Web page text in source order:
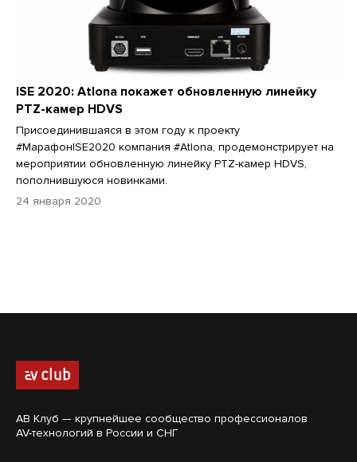
ISE 2020: Atlona покажет обновленную линейку
PTZ-камер HDVS
Присоединившаяся в этом году к проекту
#МарафонISE2020 компания #Atlona, продемонстрирует на
мероприятии обновленную линейку PTZ-камер HDVS,
пополнившуюся новинками.
24 января 2020
АВ Клуб — крупнейшее сообщество профессионалов
AV-технологий в России и СНГ